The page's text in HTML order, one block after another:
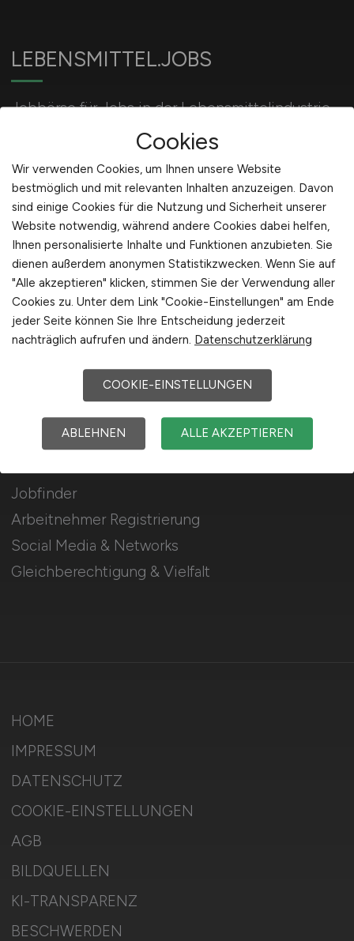
LEBENSMITTEL.JOBS
Jobbörse für Jobs in der Lebensmittelindustrie
und Ernährungsindustrie.
Für Arbeitnehmer
Jobfinder
Arbeitnehmer Registrierung
Social Media & Networks
Gleichberechtigung & Vielfalt
Für Arbeitgeber
Stellenanzeigen schalten
Mediadaten & Konditionen
Arbeitgeber Seite
Arbeitgeber Kontakt
Karrierenetzwerk
HOME
IMPRESSUM
DATENSCHUTZ
COOKIE-EINSTELLUNGEN
AGB
BILDQUELLEN
KI-TRANSPARENZ
BESCHWERDEN
Cookies
Wir verwenden Cookies, um Ihnen unsere Website
bestmöglich und mit relevanten Inhalten anzuzeigen. Davon
sind einige Cookies für die Nutzung und Sicherheit unserer
Website notwendig, während andere Cookies dabei helfen,
Ihnen personalisierte Inhalte und Funktionen anzubieten. Sie
dienen außerdem anonymen Statistikzwecken. Wenn Sie auf
"Alle akzeptieren" klicken, stimmen Sie der Verwendung aller
Cookies zu. Unter dem Link "Cookie-Einstellungen" am Ende
jeder Seite können Sie Ihre Entscheidung jederzeit
nachträglich aufrufen und ändern. Datenschutzerklärung
COOKIE-EINSTELLUNGEN
ABLEHNEN ALLE AKZEPTIEREN